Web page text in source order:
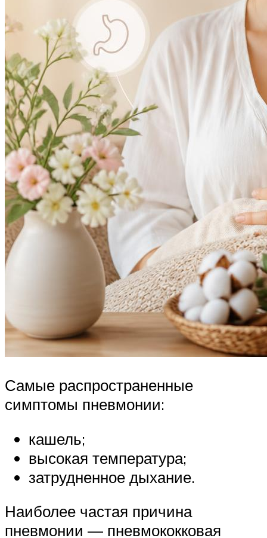
Самые распространенные
симптомы пневмонии:
кашель;
высокая температура;
затрудненное дыхание.
Наиболее частая причина
пневмонии — пневмококковая